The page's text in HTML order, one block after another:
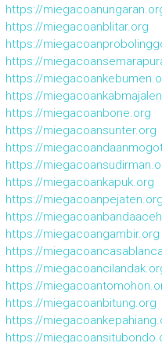
https://
https://miegacoanblitar.org
https://
https://
https://
https://
https://miegacoanbone.org
https://miegacoansunter.org
https://
https://
https://miegacoankapuk.org
https://miegacoanpejaten.org
https://
https://miegacoangambir.org
https://
https://
https://
https://miegacoanbitung.org
https://
https://